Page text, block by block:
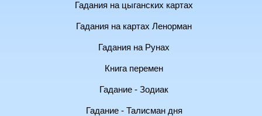
Гадания на цыганских картах
Гадания на картах Ленорман
Гадания на Рунах
Книга перемен
Гадание - Зодиак
Гадание - Талисман дня